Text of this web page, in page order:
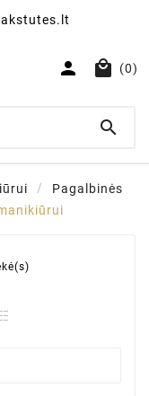
  (0)

Pagalbinės